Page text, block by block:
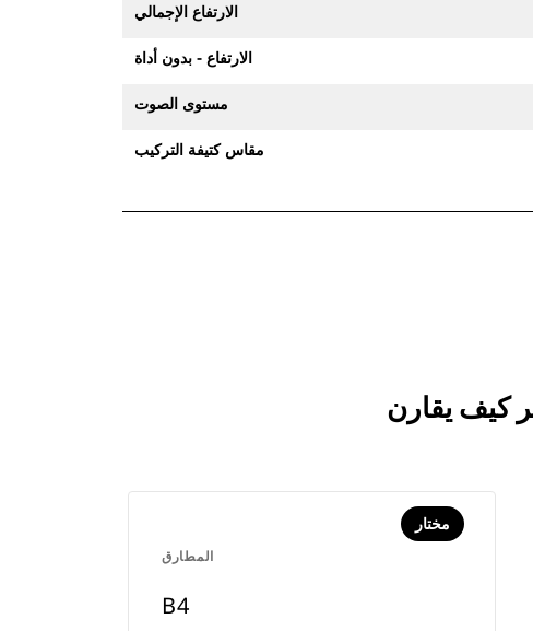
الارتفاع الإجمالي
الارتفاع - بدون أداة
مستوى الصوت
مقاس كتيفة التركيب
المطارق
مختار
B4